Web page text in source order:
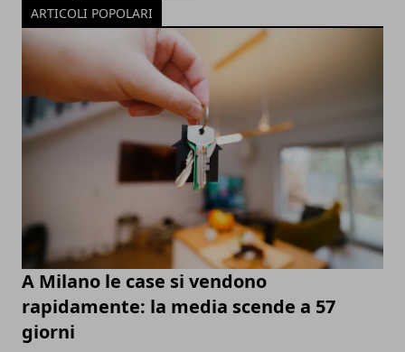
ARTICOLI POPOLARI
A Milano le case si vendono
rapidamente: la media scende a 57
giorni